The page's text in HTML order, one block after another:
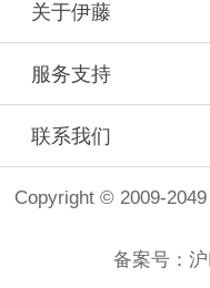
关于伊藤
服务支持
联系我们
Copyright © 2009-
备案号：